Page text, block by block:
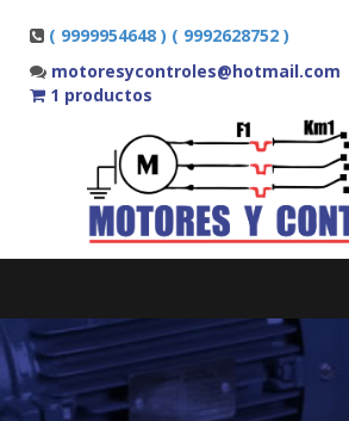
( 9999954648 ) ( 9992628752 )
motoresycontroles@hotmail.com
1 productos